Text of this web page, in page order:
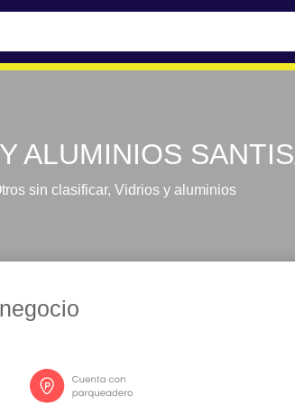
ALUMINIOS
sin clasificar, Vidrios y aluminios